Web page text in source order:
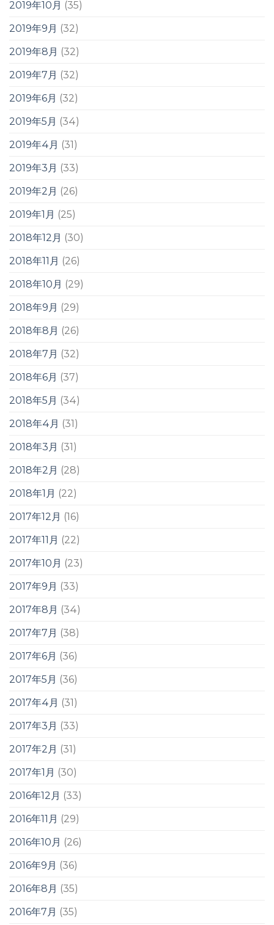
2019年10月 (35)
2019年9月 (32)
2019年8月 (32)
2019年7月 (32)
2019年6月 (32)
2019年5月 (34)
2019年4月 (31)
2019年3月 (33)
2019年2月 (26)
2019年1月 (25)
2018年12月 (30)
2018年11月 (26)
2018年10月 (29)
2018年9月 (29)
2018年8月 (26)
2018年7月 (32)
2018年6月 (37)
2018年5月 (34)
2018年4月 (31)
2018年3月 (31)
2018年2月 (28)
2018年1月 (22)
2017年12月 (16)
2017年11月 (22)
2017年10月 (23)
2017年9月 (33)
2017年8月 (34)
2017年7月 (38)
2017年6月 (36)
2017年5月 (36)
2017年4月 (31)
2017年3月 (33)
2017年2月 (31)
2017年1月 (30)
2016年12月 (33)
2016年11月 (29)
2016年10月 (26)
2016年9月 (36)
2016年8月 (35)
2016年7月 (35)